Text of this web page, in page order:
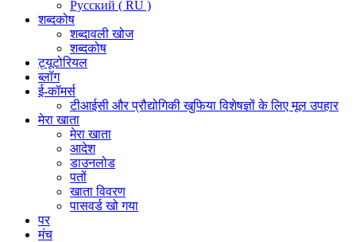
Pусский ( RU )
शब्दकोष
शब्दावली खोज
शब्दकोष
ट्यूटोरियल
ब्लॉग
ई-कॉमर्स
टीआईसी और प्रौद्योगिकी खुफिया विशेषज्ञों के लिए मूल उपहार
मेरा खाता
मेरा खाता
आदेश
डाउनलोड
पतों
खाता विवरण
पासवर्ड खो गया
पर
मंच